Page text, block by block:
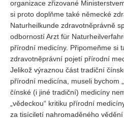
organizace zřizované
si proto doplňme také německé
Naturheilkunde zdravotněprávně
odborností Arzt für
přírodní medicíny. Připomeňme si
zdravotněprávní pojetí přírodní
Jelikož výraznou část tradiční
přírodní medicína, museli bychom
čínské (i jiné tradiční) medicíny
„vědeckou“ kritiku přírodní
za tisíciletí nahromaděného